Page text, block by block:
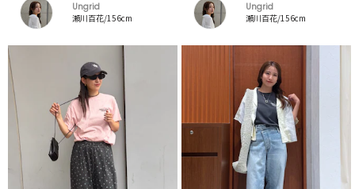
Ungrid
瀬川百花/156cm
Ungrid
瀬川百花/156cm